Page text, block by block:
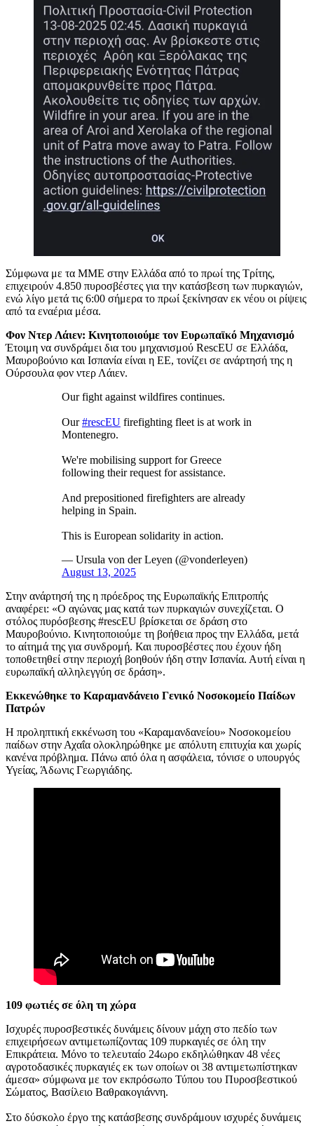
Σύμφωνα με τα ΜΜΕ στην Ελλάδα από το πρωί της Τρίτης,
επιχειρούν 4.850 πυροσβέστες για την κατάσβεση των πυρκαγιών,
ενώ λίγο μετά τις 6:00 σήμερα το πρωί ξεκίνησαν εκ νέου οι ρίψεις
από τα εναέρια μέσα.
Φον Ντερ Λάιεν: Κινητοποιούμε τον Ευρωπαϊκό Μηχανισμό
Έτοιμη να συνδράμει δια του μηχανισμού RescEU σε Ελλάδα,
Μαυροβούνιο και Ισπανία είναι η ΕΕ, τονίζει σε ανάρτησή της η
Ούρσουλα φον ντερ Λάιεν.
Our fight against wildfires continues.
Our#rescEU firefighting fleet is at work in
Montenegro.
We're mobilising support for Greece
following their request for assistance.
And prepositioned firefighters are already
helping in Spain.
This is European solidarity in action.
— Ursula von der Leyen (@vonderleyen)
August 13, 2025
Στην ανάρτησή της η πρόεδρος της Ευρωπαϊκής Επιτροπής
αναφέρει: «Ο αγώνας μας κατά των πυρκαγιών συνεχίζεται. Ο
στόλος πυρόσβεσης #rescEU βρίσκεται σε δράση στο
Μαυροβούνιο. Κινητοποιούμε τη βοήθεια προς την Ελλάδα, μετά
το αίτημά της για συνδρομή. Και πυροσβέστες που έχουν ήδη
τοποθετηθεί στην περιοχή βοηθούν ήδη στην Ισπανία. Αυτή είναι η
ευρωπαϊκή αλληλεγγύη σε δράση».
Εκκενώθηκε το Καραμανδάνειο Γενικό Νοσοκομείο Παίδων
Πατρών
Η προληπτική εκκένωση του «Καραμανδανείου» Νοσοκομείου
παίδων στην Αχαΐα ολοκληρώθηκε με απόλυτη επιτυχία και χωρίς
κανένα πρόβλημα. Πάνω από όλα η ασφάλεια, τόνισε ο υπουργός
Υγείας, Άδωνις Γεωργιάδης.
109 φωτιές σε όλη τη χώρα
Ισχυρές πυροσβεστικές δυνάμεις δίνουν μάχη στο πεδίο των
επιχειρήσεων αντιμετωπίζοντας 109 πυρκαγιές σε όλη την
Επικράτεια. Μόνο το τελευταίο 24ωρο εκδηλώθηκαν 48 νέες
αγροτοδασικές πυρκαγιές εκ των οποίων οι 38 αντιμετωπίστηκαν
άμεσα» σύμφωνα με τον εκπρόσωπο Τύπου του Πυροσβεστικού
Σώματος, Βασίλειο Βαθρακογιάννη.
Στο δύσκολο έργο της κατάσβεσης συνδράμουν ισχυρές δυνάμεις